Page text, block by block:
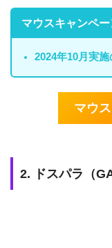
マウスキャンペー
2024年10月実施
マウ
2. ドスパラ（